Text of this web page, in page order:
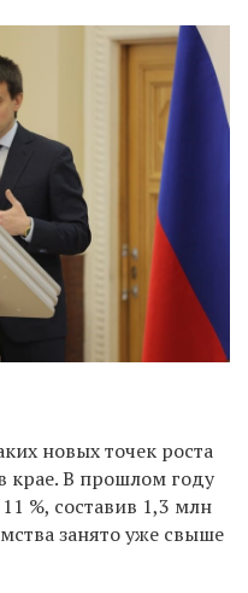
новых точек роста
крае. В прошлом году
%, составив 1,3 млн
занято уже свыше